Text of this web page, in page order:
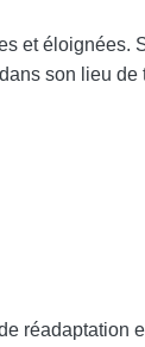
et éloignées.
son lieu